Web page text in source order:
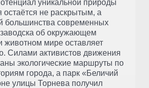
уникальной природы
остаётся не раскрытым, а
большинства современных
об окружающем
животном мире оставляет
Силами активистов движения
экологические маршруты по
города, а парк «Беличий
улицы Торнева получил